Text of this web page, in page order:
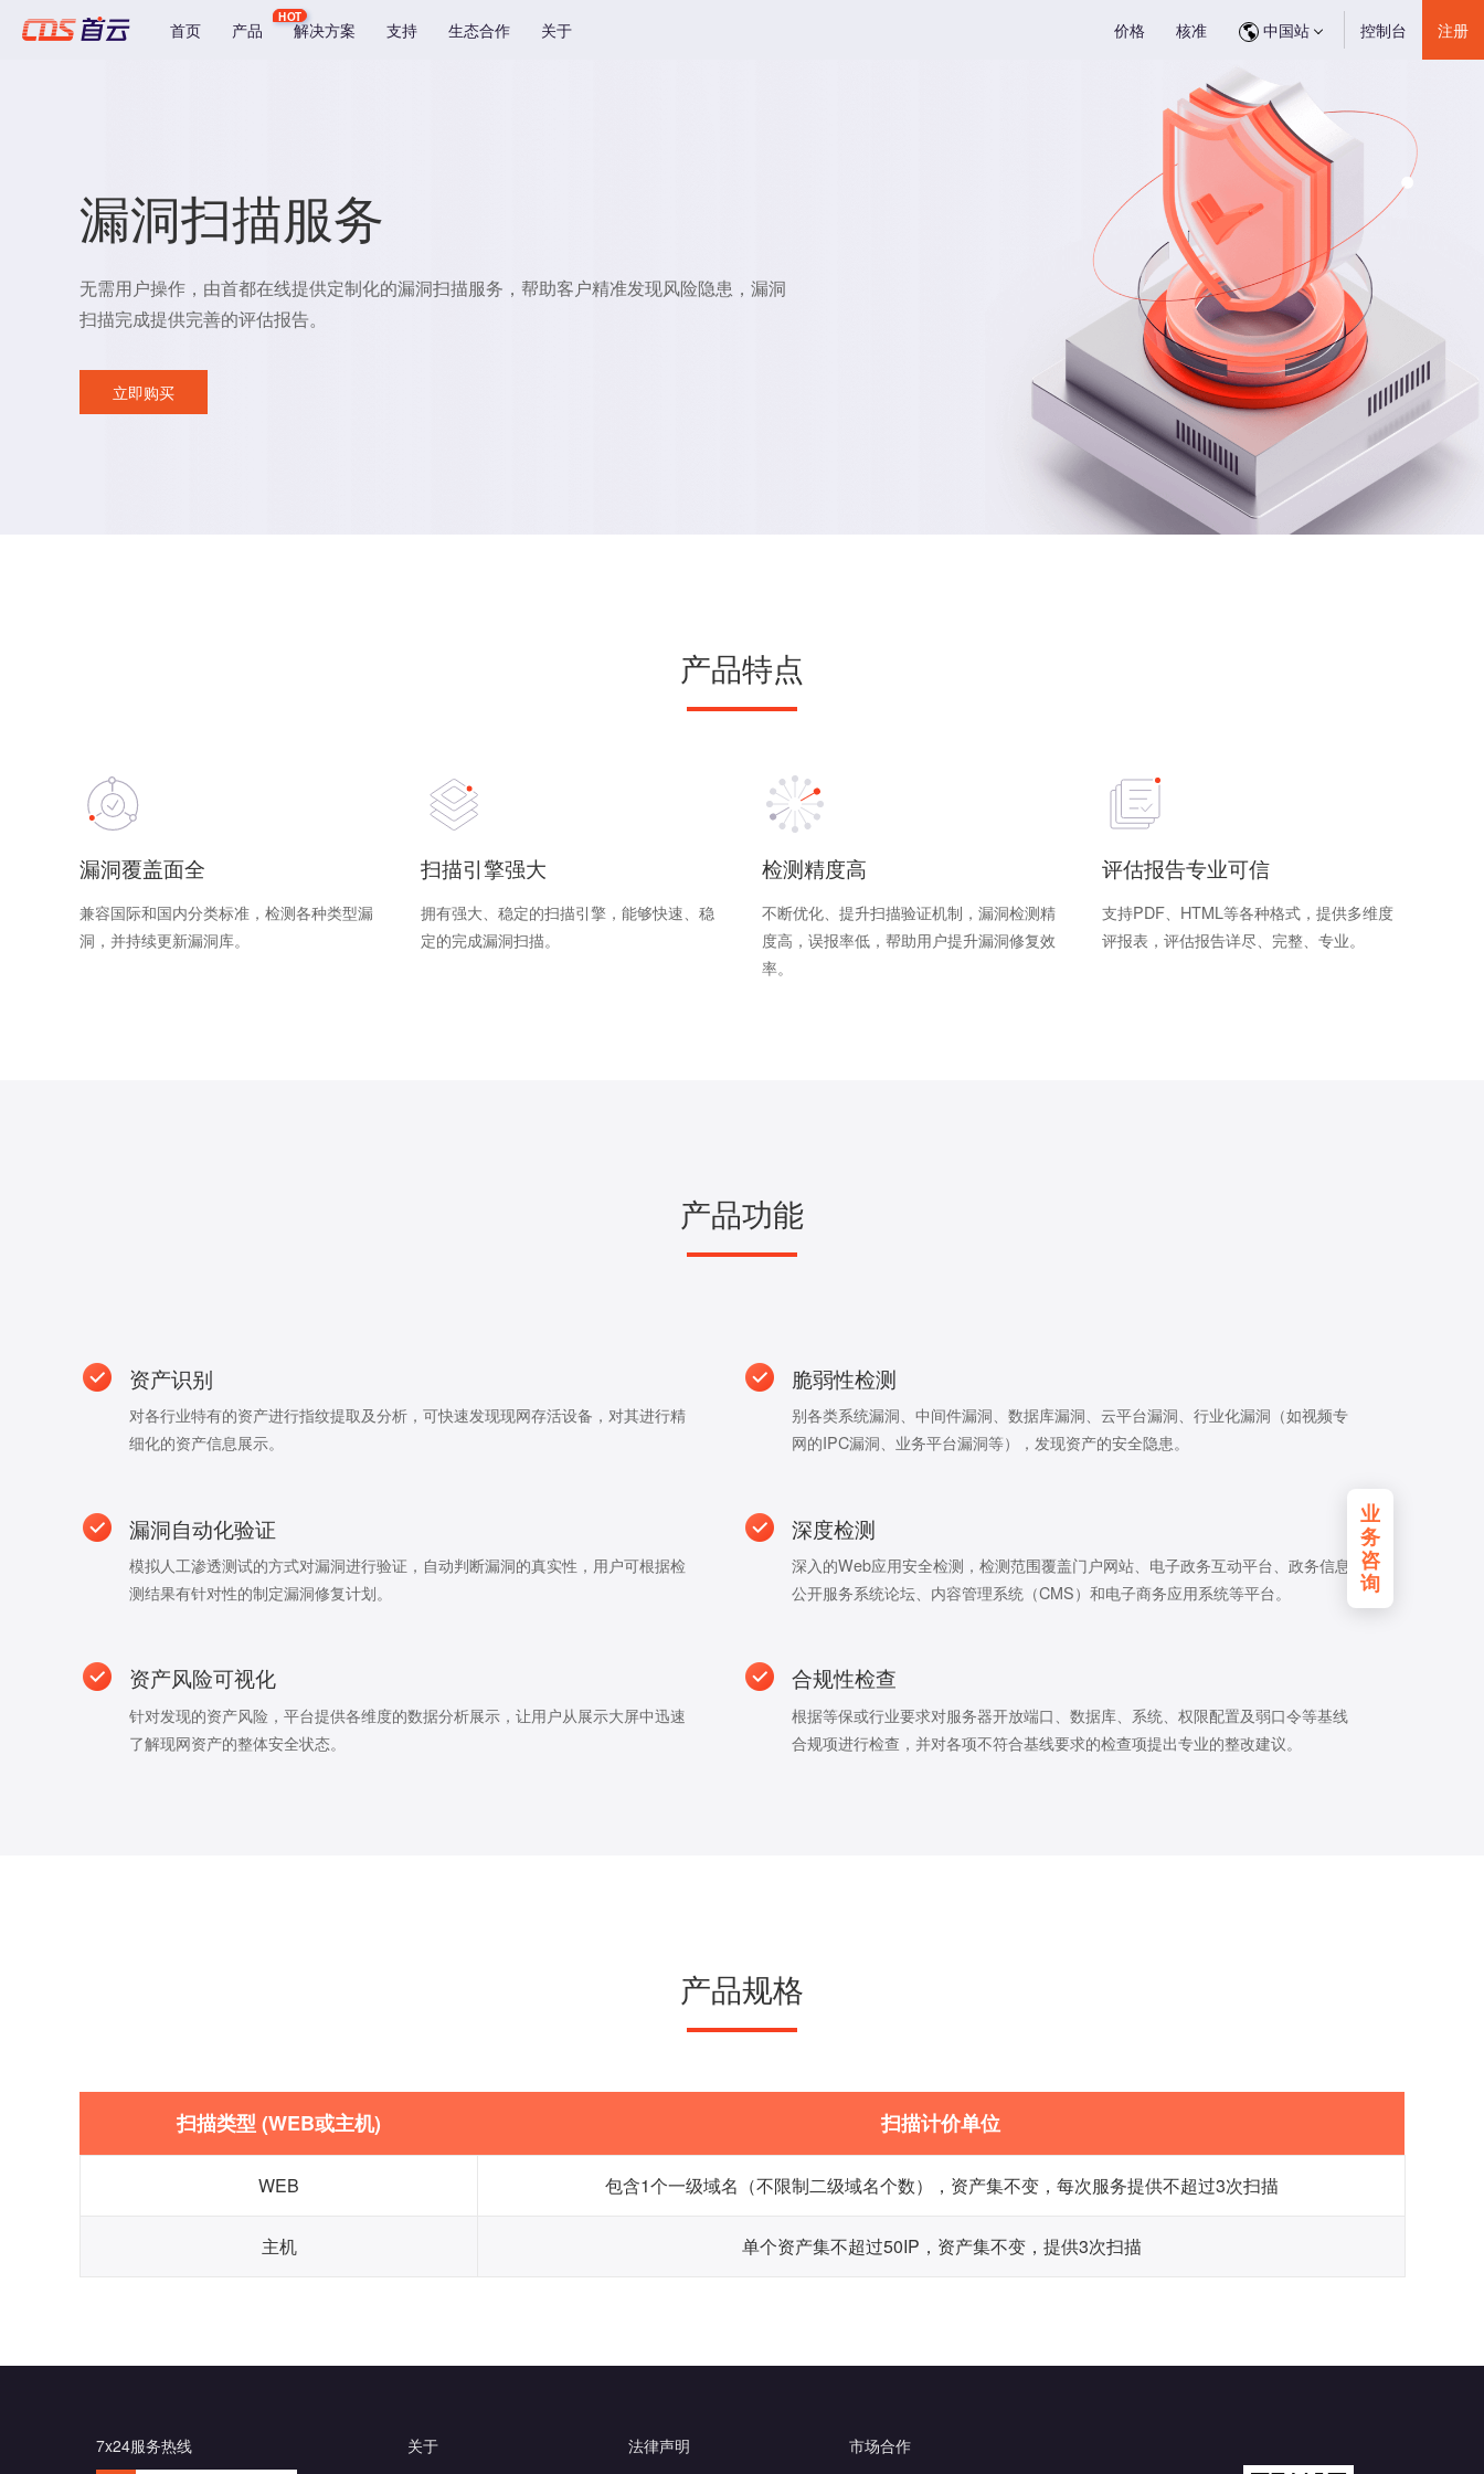
首页 产品 解决方案
HOT
支持 生态合作 关于 注册
控制台
中国站
核准
价格
漏洞扫描服务
无需用户操作，由首都在线提供定制化的漏洞扫描服务，帮助客户精准发现风险隐患，漏洞
扫描完成提供完善的评估报告。
立即购买
业
务
咨
询
产品特点
漏洞覆盖面全
兼容国际和国内分类标准，检测各种类型漏
洞，并持续更新漏洞库。
扫描引擎强大
拥有强大、稳定的扫描引擎，能够快速、稳
定的完成漏洞扫描。
检测精度高
不断优化、提升扫描验证机制，漏洞检测精
度高，误报率低，帮助用户提升漏洞修复效
率。
评估报告专业可信
支持PDF、HTML等各种格式，提供多维度
评报表，评估报告详尽、完整、专业。
产品功能
资产识别
对各行业特有的资产进行指纹提取及分析，可快速发现现网存活设备，对其进行精
细化的资产信息展示。
脆弱性检测
别各类系统漏洞、中间件漏洞、数据库漏洞、云平台漏洞、行业化漏洞（如视频专
网的IPC漏洞、业务平台漏洞等），发现资产的安全隐患。
漏洞自动化验证
模拟人工渗透测试的方式对漏洞进行验证，自动判断漏洞的真实性，用户可根据检
测结果有针对性的制定漏洞修复计划。
深度检测
深入的Web应用安全检测，检测范围覆盖门户网站、电子政务互动平台、政务信息
公开服务系统论坛、内容管理系统（CMS）和电子商务应用系统等平台。
资产风险可视化
针对发现的资产风险，平台提供各维度的数据分析展示，让用户从展示大屏中迅速
了解现网资产的整体安全状态。
合规性检查
根据等保或行业要求对服务器开放端口、数据库、系统、权限配置及弱口令等基线
合规项进行检查，并对各项不符合基线要求的检查项提出专业的整改建议。
产品规格
扫描类型 (WEB或主机) 扫描计价单位
WEB 包含1个一级域名（不限制二级域名个数），资产集不变，每次服务提供不超过3次扫描
主机 单个资产集不超过50IP，资产集不变，提供3次扫描
7x24服务热线
关于
法律声明
市场合作